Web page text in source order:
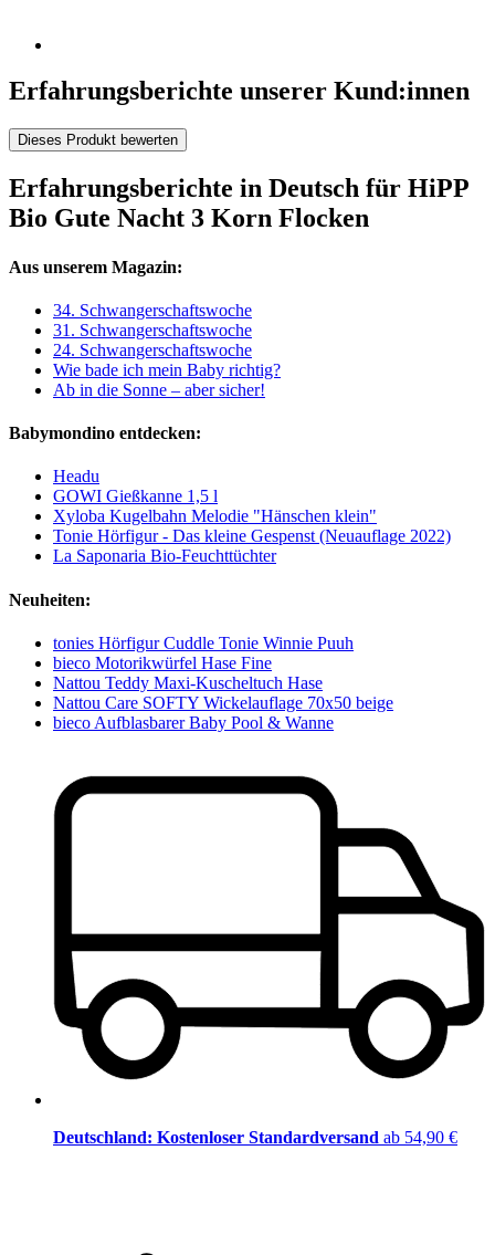
Erfahrungsberichte unserer Kund:innen
Dieses Produkt bewerten
Erfahrungsberichte in Deutsch für HiPP
Bio Gute Nacht 3 Korn Flocken
Aus unserem Magazin:
34. Schwangerschaftswoche
31. Schwangerschaftswoche
24. Schwangerschaftswoche
Wie bade ich mein Baby richtig?
Ab in die Sonne – aber sicher!
Babymondino entdecken:
Headu
GOWI Gießkanne 1,5 l
Xyloba Kugelbahn Melodie "Hänschen klein"
Tonie Hörfigur - Das kleine Gespenst (Neuauflage 2022)
La Saponaria Bio-Feuchttüchter
Neuheiten:
tonies Hörfigur Cuddle Tonie Winnie Puuh
bieco Motorikwürfel Hase Fine
Nattou Teddy Maxi-Kuscheltuch Hase
Nattou Care SOFTY Wickelauflage 70x50 beige
bieco Aufblasbarer Baby Pool & Wanne
Deutschland: Kostenloser Standardversand ab 54,90 €